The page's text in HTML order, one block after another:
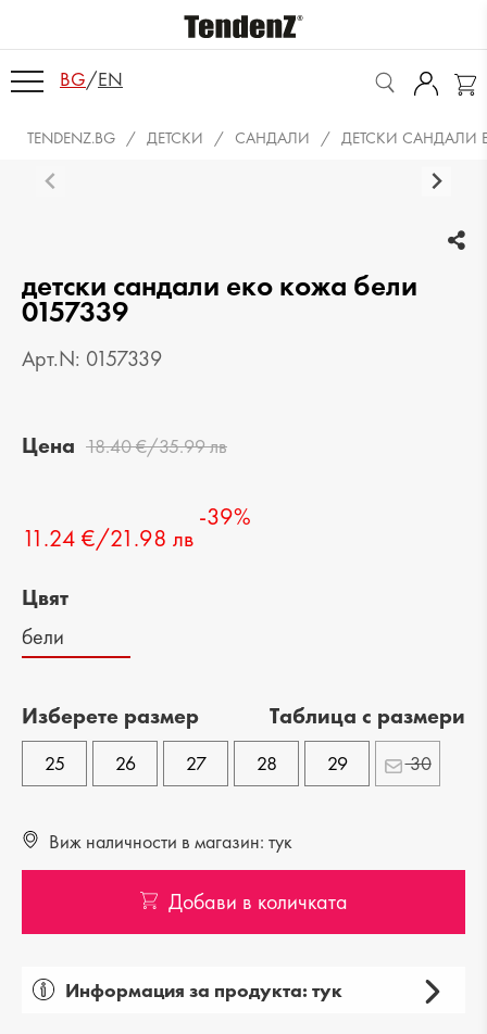
BG/EN
TENDENZ.BG ДЕТСКИ САНДАЛИ ДЕТСКИ САНДАЛИ
детски сандали еко кожа бели
0157339
Арт.N: 0157339
Цена 18.40 €/35.99 лв
11.24 €/21.98 лв
-39%
Цвят
бели
Изберете размер Tаблица с размери
25 26 27 28 29 30
Виж наличности в магазин: тук
Добави в количката
Информация за продукта: тук